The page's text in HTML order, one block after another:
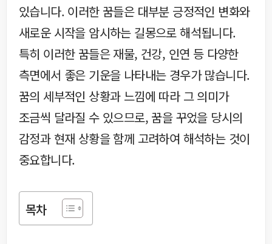
있습니다. 이러한 꿈들은 대부분 긍정적인 변화와
새로운 시작을 암시하는 길몽으로 해석됩니다.
특히 이러한 꿈들은 재물, 건강, 인연 등 다양한
측면에서 좋은 기운을 나타내는 경우가 많습니다.
꿈의 세부적인 상황과 느낌에 따라 그 의미가
조금씩 달라질 수 있으므로, 꿈을 꾸었을 당시의
감정과 현재 상황을 함께 고려하여 해석하는 것이
중요합니다.
목차